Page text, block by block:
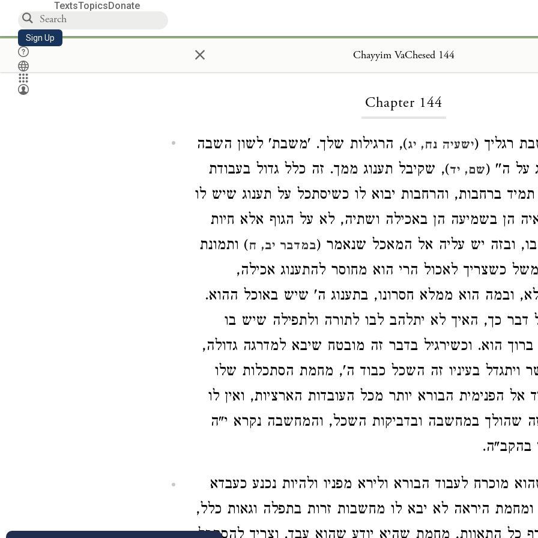
TextsTopicsDonate
Sign Up × Chayyim VaChesed 144
Chapter 144
רגליך (ישעיה נח, יג), הרגילות שלך. 'משבת' לשון השבה
על ה'' (שם, יד), שקיבל תענוג ממך. זה כלל גדול בעבודת
ברחבות, והרחבות יבוא לו כשיסתכל על תענוג שיש לו
הן בשמיעה הן באכילה ושתיה, לא על הגוף אלא חיות
בו, ובזה יש עליה אל המאכל שנאמר (במדבר יב, ח) ותמונת
כשצריך לאכול הרי הוא מחוסר להתענוג אכילה,
ובמה הוא ממלא חסרונו, בתענוג ה' שיש באוכל ההוא.
דבר כך, האיך לא יתלהב לבו לתורה ולתפילה שיש בו
ברוך הוא. וכשירגיל בדבר זה מובטח שיבא למדרגה גדולה,
ויתגדל בעיניו זה השכל כבוד ה', מחמת הסתכלות שלו
הפנימית הבורא יותר מכל העובדות הארציות, ואין לו
שהולך במחשבה ובדביקות השכל, והמחשבה נקרא י"ה
בהקב"ה.
מוכרח לעבוד הבורא ולירא מפניו ולהיות נכנע כעבדא
היראה לא יבא לו מחשבות זרות בתפלה וגאות כלל,